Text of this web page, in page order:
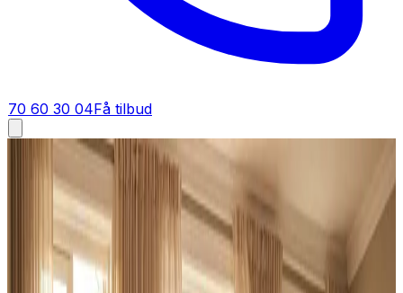
70 60 30 04Få tilbud
Ventilation tilbud i Vadum
Få tilbud på ventilation i
Står du og skal have ventilation i Vadum? Bed om et
tilbud, så regner vi materialer, installation og
indregulering sammen til én fast pris.